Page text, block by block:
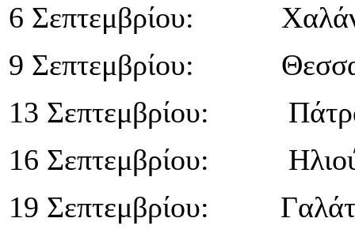
6 Σεπτεμβρίου:
9 Σεπτεμβρίου:
13 Σεπτεμβρίου:
16 Σεπτεμβρίου:
19 Σεπτεμβρίου: